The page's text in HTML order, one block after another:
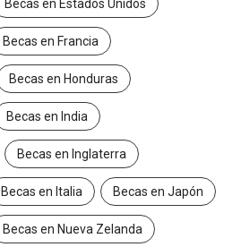
Becas en Estados Unidos
Becas en Francia
Becas en Honduras
Becas en India
Becas en Inglaterra
Becas en Italia Becas en Japón
Becas en Nueva Zelanda